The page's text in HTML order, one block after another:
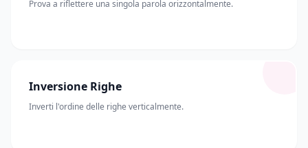
Prova a riflettere una singola parola orizzontalmente.
Inversione Righe
Inverti l'ordine delle righe verticalmente.